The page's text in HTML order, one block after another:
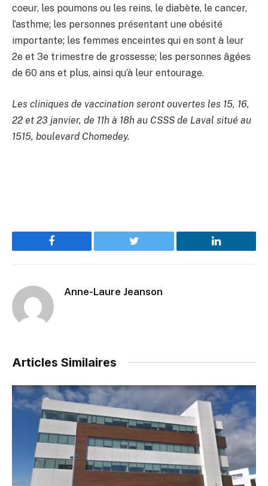
coeur, les poumons ou les reins, le diabète, le cancer,
l’asthme; les personnes présentant une obésité
importante; les femmes enceintes qui en sont à leur
2e et 3e trimestre de grossesse; les personnes âgées
de 60 ans et plus, ainsi qu’à leur entourage.
Les cliniques de vaccination seront ouvertes les 15, 16,
22 et 23 janvier, de 11h à 18h au CSSS de Laval situé au
1515, boulevard Chomedey.
Facebook Twitter LinkedIn
Anne-Laure Jeanson
Articles Similaires